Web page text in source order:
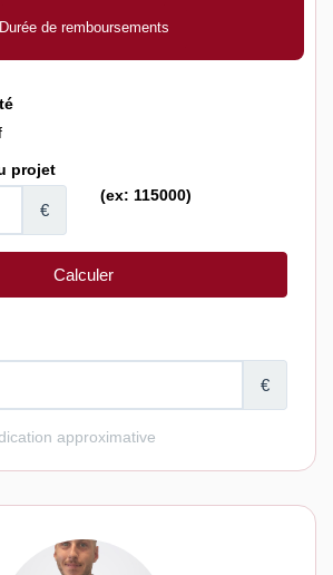
Durée de remboursements